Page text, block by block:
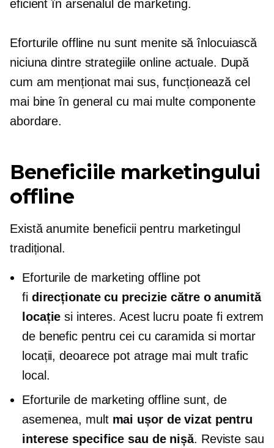
eficient în arsenalul de marketing.
Eforturile offline nu sunt menite să înlocuiască
niciuna dintre strategiile online actuale. După
cum am menționat mai sus, funcționează cel
mai bine în general cu mai multe componente
abordare.
Beneficiile marketingului
offline
Există anumite beneficii pentru marketingul
tradițional.
Eforturile de marketing offline pot
fi direcționate cu precizie către o anumită
locație si interes. Acest lucru poate fi extrem
de benefic pentru cei cu caramida si mortar
locații, deoarece pot atrage mai mult trafic
local.
Eforturile de marketing offline sunt, de
asemenea, mult mai ușor de vizat pentru
interese specifice sau de nișă. Reviste sau